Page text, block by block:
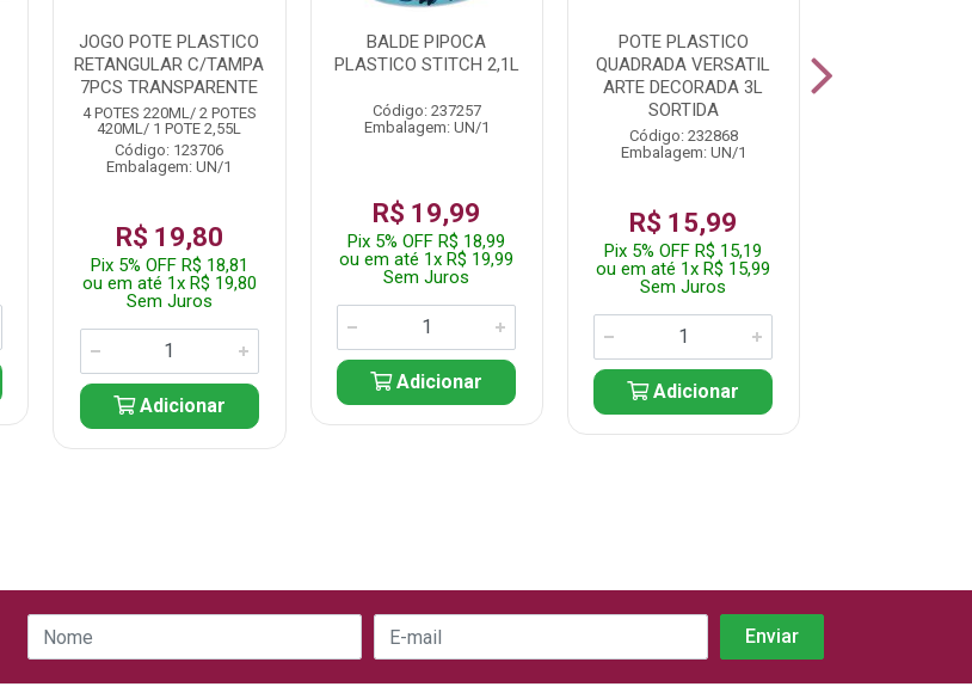
JOGO POTE PLASTICO
RETANGULAR C/TAMPA
7PCS TRANSPARENTE
4 POTES 220ML/ 2 POTES
420ML/ 1 POTE 2,55L
Código: 123706
Embalagem: UN/1
R$ 19,80
Pix 5% OFF R$ 18,81
ou em até 1x R$ 19,80
Sem Juros
Adicionar
BALDE PIPOCA
PLASTICO STITCH 2,1L
Código: 237257
Embalagem: UN/1
R$ 19,99
Pix 5% OFF R$ 18,99
ou em até 1x R$ 19,99
Sem Juros
Adicionar
POTE PLASTICO
QUADRADA VERSATIL
ARTE DECORADA 3L
SORTIDA
Código: 232868
Embalagem: UN/1
R$ 15,99
Pix 5% OFF R$ 15,19
ou em até 1x R$ 15,99
Sem Juros
Adicionar